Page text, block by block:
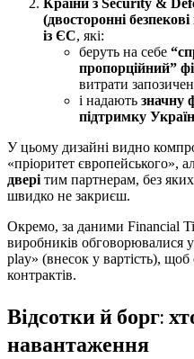
Країни з Security &
(двосторонні
із ЄС, які:
беруть на себе
пропорційний”
витрати
і надають значну
підтримку
У цьому дизайні видно
«пріоритет європейського»,
двері тим партнерам, без
швидко не закриєш.
Окремо, за даними Financial
виробників обговорювалися
play» (внесок у вартість),
контрактів.
Відсотки й борг:
навантаження